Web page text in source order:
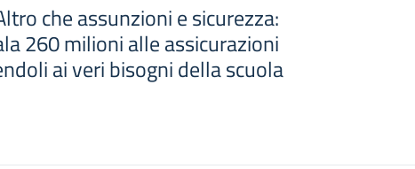
che assunzioni e sicurezza:
260 milioni alle assicurazioni
ai veri bisogni della scuola